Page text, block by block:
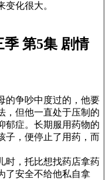
化很大。
第5集 剧情
争吵中度过的，他要
，但他一直处于压制的
郁症。长期服用药物的
子，便停止了用药，而
，托比想找药店拿药
了安全不给他私自拿